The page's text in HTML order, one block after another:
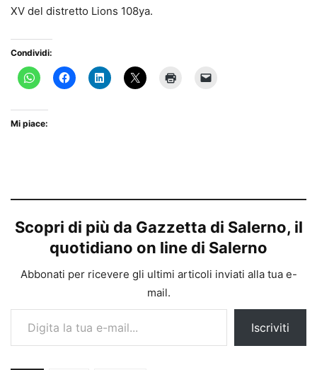
XV del distretto Lions 108ya.
Condividi:
Mi piace:
Scopri di più da Gazzetta di Salerno, il
quotidiano on line di Salerno
Abbonati per ricevere gli ultimi articoli inviati alla tua e-
mail.
Digita la tua e-mail...
Iscriviti